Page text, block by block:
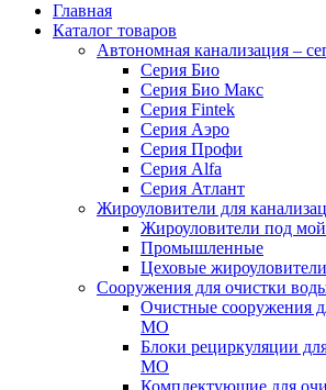
Главная
Каталог товаров
Автономная канализация –
Серия Био
Серия Био Макс
Серия Fintek
Серия Аэро
Серия Профи
Серия Alfa
Серия Атлант
Жироуловители для
Жироуловители под
Промышленные
Цеховые жироуловители
Сооружения для очистки
Очистные сооружения
МО
Блоки рециркуляции
МО
Комплектующие для